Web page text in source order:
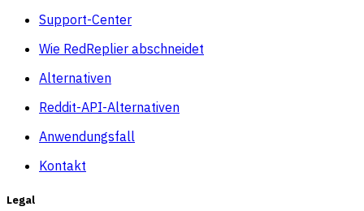
Support-Center
Wie RedReplier abschneidet
Alternativen
Reddit-API-Alternativen
Anwendungsfall
Kontakt
Legal